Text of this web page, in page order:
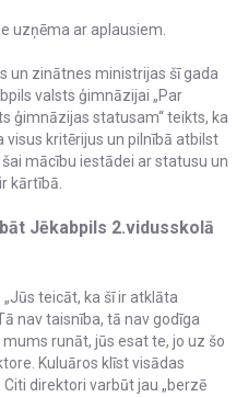
uzņēma ar aplausiem.
un zinātnes ministrijas šī gada
valsts ģimnāzijai „Par
ģimnāzijas statusam“ teikts, ka
kritērijus un pilnībā atbilst
mācību iestādei ar statusu un
kārtībā.
Jēkabpils 2.vidusskolā
teicāt, ka šī ir atklāta
nav taisnība, tā nav godīga
runāt, jūs esat te, jo uz šo
Kuluāros klīst visādas
direktori varbūt jau „berzē